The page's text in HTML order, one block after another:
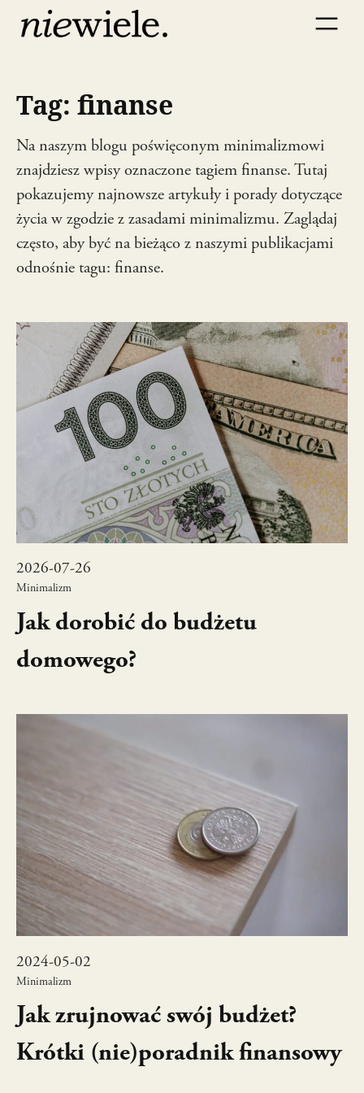
Tag:finanse
Na naszym blogu poświęconym minimalizmowi
znajdziesz wpisy oznaczone tagiem finanse. Tutaj
pokazujemy najnowsze artykuły i porady dotyczące
życia w zgodzie z zasadami minimalizmu. Zaglądaj
często, aby być na bieżąco z naszymi publikacjami
odnośnie tagu: finanse.
2026-07-26
Minimalizm
Jak dorobić do budżetu
domowego?
2024-05-02
Minimalizm
Jak zrujnować swój budżet?
Krótki (nie)poradnik finansowy